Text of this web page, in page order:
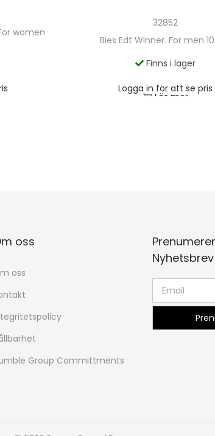
women
32852
Bies Edt Winner. For men
Finns i lager
Logga in för att se pris
Läs mer
oss
oss
Group Committments
Nyhetsbrev